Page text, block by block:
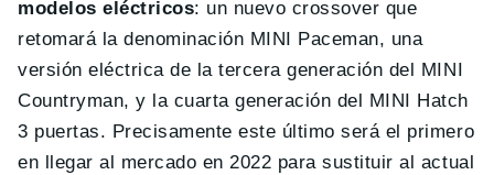
modelos eléctricos: un nuevo crossover que
retomará la denominación MINI Paceman, una
versión eléctrica de la tercera generación del MINI
Countryman, y la cuarta generación del MINI Hatch
3 puertas. Precisamente este último será el primero
en llegar al mercado en 2022 para sustituir al actual